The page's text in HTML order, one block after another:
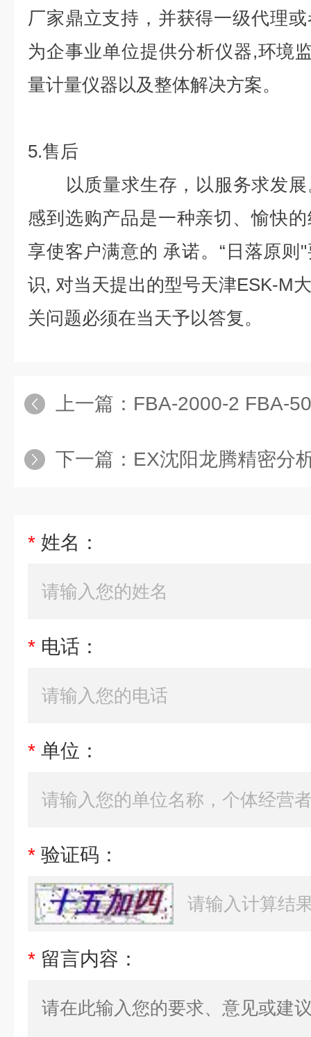
厂家鼎立支持，并获得一级代理
为企事业单位提供分析仪器,环境
量计量仪器以及整体解决方案。
5.售后
以质量求生存，以服务求发展
感到选购产品是一种亲切、愉快
享使客户满意的 承诺。“日落原则
识, 对当天提出的型号天津ESK-M
关问题必须在当天予以答复。
上一篇： FBA-2000-2 FBA-5000-2天
下一篇： EX沈阳龙腾精密分
* 姓名：
* 电话：
* 单位：
* 验证码：
* 留言内容：